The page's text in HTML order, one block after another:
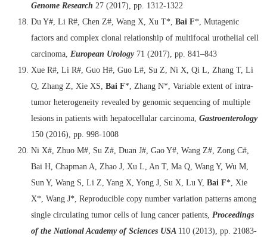
Genome Research 27 (2017), pp. 1312-1322
Du Y#, Li R#, Chen Z#, Wang X, Xu T*, Bai F*, Mutagenic
factors and complex clonal relationship of multifocal urothelial cell
carcinoma, European Urology71 (2017), pp. 841–843
Xue R#, Li R#, Guo H#, Guo L#, Su Z, Ni X, Qi L, Zhang T, Li
Q, Zhang Z, Xie XS, Bai F*, Zhang N*, Variable extent of intra-
tumor heterogeneity revealed by genomic sequencing of multiple
lesions in patients with hepatocellular carcinoma, Gastroenterology
150 (2016), pp. 998-1008
Ni X#, Zhuo M#, Su Z#, Duan J#, Gao Y#, Wang Z#, Zong C#,
Bai H, Chapman A, Zhao J, Xu L, An T, Ma Q, Wang Y, Wu M,
Sun Y, Wang S, Li Z, Yang X, Yong J, Su X, Lu Y, Bai F*, Xie
X*, Wang J*, Reproducible copy number variation patterns among
single circulating tumor cells of lung cancer patients, Proceedings
of the National Academy of Sciences USA 110 (2013), pp. 21083-